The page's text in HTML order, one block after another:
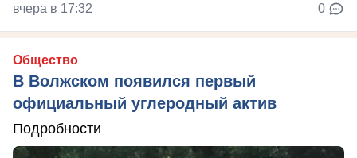
вчера в 17:32 0
Общество
В Волжском появился первый
официальный углеродный актив
Подробности